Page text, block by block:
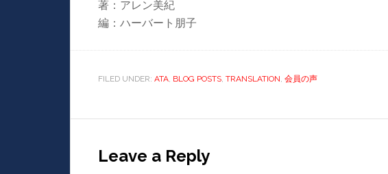
著：アレン美紀
編：ハーバート朋子
FILED UNDER: ATA, BLOG POSTS, TRANSLATION, 会員の声
Leave a Reply